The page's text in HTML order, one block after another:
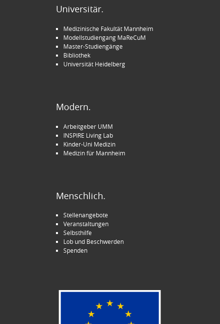
Universitär.
Medizinische Fakultät Mannheim
Modellstudiengang MaReCuM
Master-Studiengänge
Bibliothek
Universität Heidelberg
Modern.
Arbeitgeber UMM
INSPIRE Living Lab
Kinder-Uni Medizin
Medizin für Mannheim
Menschlich.
Stellenangebote
Veranstaltungen
Selbsthilfe
Lob und Beschwerden
Spenden